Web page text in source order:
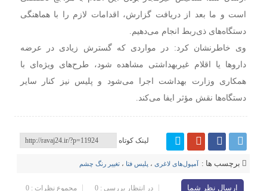
است و ما بعد از دریافت گزارش، اقدامات لازم را با هماهنگی
دستگاه‌های ذی‌ربط انجام می‌دهیم.
وی خاطرنشان کرد: در مواردی که گسترش زیادی در عرضه
داروها یا اقلام غیربهداشتی مشاهده شود، طرح‌های ویژه‌ای با
همکاری وزارت بهداشت اجرا می‌شود و پلیس نیز کنار سایر
دستگاه‌ها نقش مؤثر ایفا می‌کند.
لینک کوتاه
برچسب ها : آمپول‌های لاغری ، پلیس فتا ،تغییر رنگ چشم
ارسال نظر شما مجموع نظرات : 0 در انتظار بررسی : 0